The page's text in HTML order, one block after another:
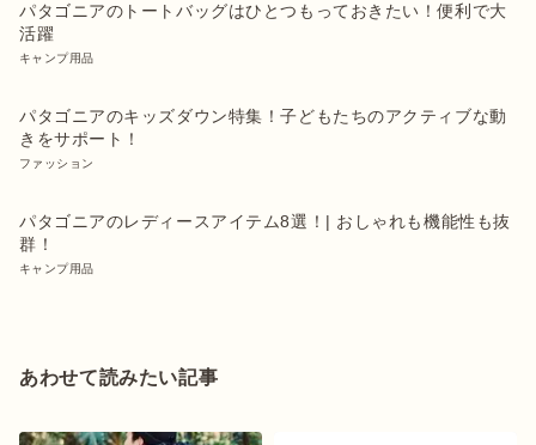
パタゴニアのトートバッグはひとつもっておきたい！便利で大
活躍
キャンプ用品
パタゴニアのキッズダウン特集！子どもたちのアクティブな動
きをサポート！
ファッション
パタゴニアのレディースアイテム8選！| おしゃれも機能性も抜
群！
キャンプ用品
あわせて読みたい記事